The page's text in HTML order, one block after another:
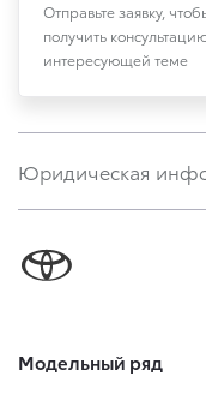
Отправьте заявку,
получить
интересующей теме
Юридическая
Модельный ряд